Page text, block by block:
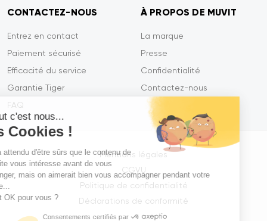
Salut c'est nous...
les Cookies !
On a attendu d'être sûrs que le contenu de
ce site vous intéresse avant de vous
déranger, mais on aimerait bien vous accompagner pendant votre
C'est OK pour vous ?
Consentements certifiés par
CONTACTEZ-NOUS
Entrez en contact
Paiement sécurisé
Efficacité du service
Garantie Tiger
FAQ
À PROPOS DE MUVIT
La marque
Presse
Confidentialité
Contactez-nous
Mentions légales
CGVU
Politique de confidentialité
Déclarations de conformité